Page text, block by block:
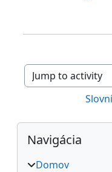
Jump to activity
Bloky
Preskočiť Navigácia
Navigácia
Domov